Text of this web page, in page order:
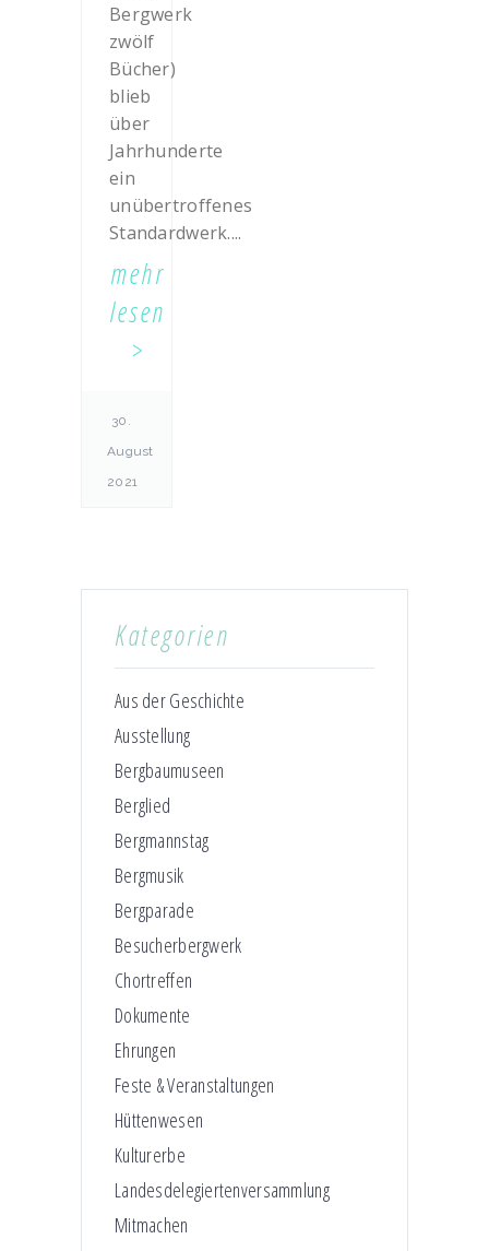
Bergwerk
zwölf
Bücher)
blieb
über
Jahrhunderte
ein
unübertroffenes
Standardwerk....
mehr
lesen
30.
August
2021
Kategorien
Aus der Geschichte
Ausstellung
Bergbaumuseen
Berglied
Bergmannstag
Bergmusik
Bergparade
Besucherbergwerk
Chortreffen
Dokumente
Ehrungen
Feste & Veranstaltungen
Hüttenwesen
Kulturerbe
Landesdelegiertenversammlung
Mitmachen